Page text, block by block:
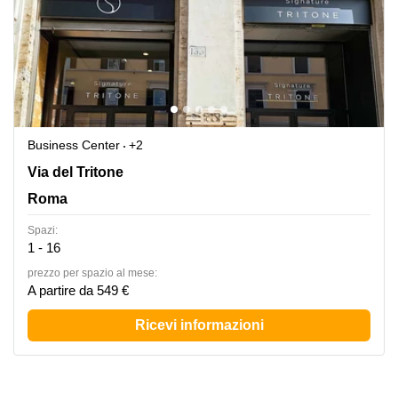
Business Center
+2
Via del Tritone 132, Roma
Via del Tritone
Roma
Spazi:
1 - 16
prezzo per spazio al mese:
A partire da 549 €
Ricevi informazioni